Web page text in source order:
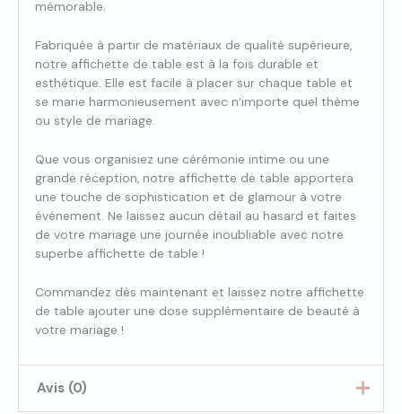
mémorable.
Fabriquée à partir de matériaux de qualité supérieure,
notre affichette de table est à la fois durable et
esthétique. Elle est facile à placer sur chaque table et
se marie harmonieusement avec n’importe quel thème
ou style de mariage.
Que vous organisiez une cérémonie intime ou une
grande réception, notre affichette de table apportera
une touche de sophistication et de glamour à votre
événement. Ne laissez aucun détail au hasard et faites
de votre mariage une journée inoubliable avec notre
superbe affichette de table !
Commandez dès maintenant et laissez notre affichette
de table ajouter une dose supplémentaire de beauté à
votre mariage !
Avis (0)